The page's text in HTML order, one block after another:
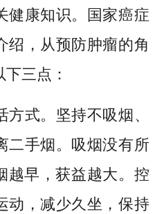
健康知识。国家癌症
绍，从预防肿瘤的角
三点：
方式。坚持不吸烟、
二手烟。吸烟没有所
越早，获益越大。控
动，减少久坐，保持